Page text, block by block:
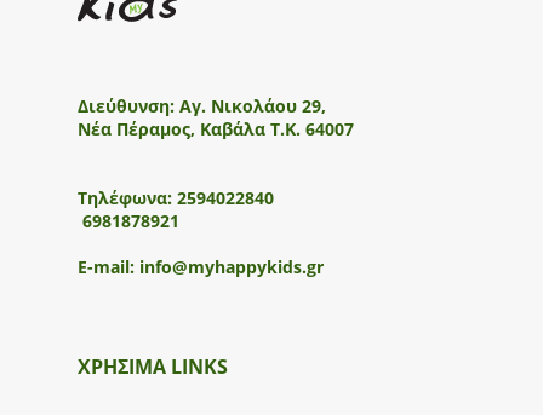
Διεύθυνση: Αγ. Νικολάου 29,
Νέα Πέραμος, Καβάλα Τ.Κ. 64007
Τηλέφωνα: 2594022840
6981878921
E-mail: info@myhappykids.gr
ΧΡΗΣΙΜΑ LINKS